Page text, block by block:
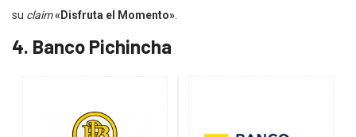
su claim«Disfruta el Momento»
4. Banco Pichincha